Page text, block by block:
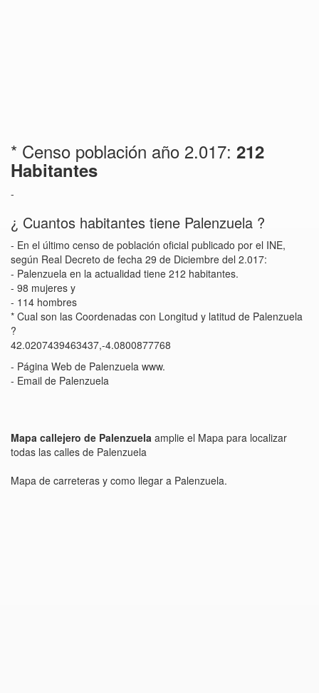
* Censo población año 2.017: 212
Habitantes
-
¿ Cuantos habitantes tiene Palenzuela ?
- En el último censo de población oficial publicado por el INE,
según Real Decreto de fecha 29 de Diciembre del 2.017:
- Palenzuela en la actualidad tiene 212 habitantes.
- 98 mujeres y
- 114 hombres
* Cual son las Coordenadas con Longitud y latitud de Palenzuela
?
42.0207439463437,-4.0800877768
- Página Web de Palenzuela www.
- Email de Palenzuela
Mapa callejero de Palenzuela amplie el Mapa para localizar
todas las calles de Palenzuela
Mapa de carreteras y como llegar a Palenzuela.